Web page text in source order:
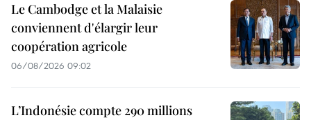
Le Cambodge et la Malaisie
conviennent d'élargir leur
coopération agricole
06/08/2026 09:02
L’Indonésie compte 290 millions